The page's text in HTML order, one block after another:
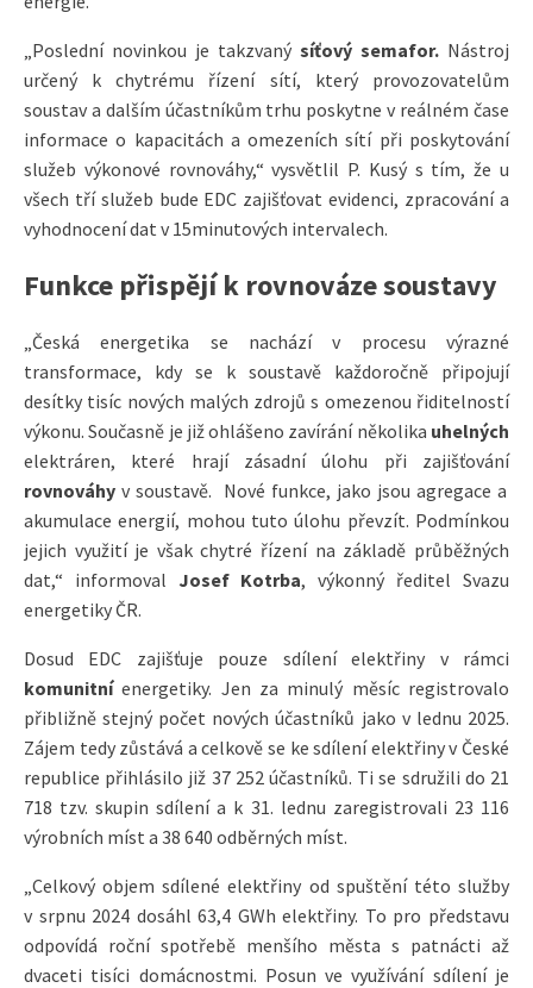
„Poslední novinkou je takzvaný síťový semafor.Nástroj
určený k chytrému řízení sítí, který provozovatelům
soustav a dalším účastníkům trhu poskytne v reálném čase
informace o kapacitách a omezeních sítí při poskytování
služeb výkonové rovnováhy,“ vysvětlil P. Kusý s tím, že u
všech tří služeb bude EDC zajišťovat evidenci, zpracování a
vyhodnocení dat v 15minutových intervalech.
Funkce přispějí k rovnováze soustavy
„Česká energetika se nachází v procesu výrazné
transformace, kdy se k soustavě každoročně připojují
desítky tisíc nových malých zdrojů s omezenou řiditelností
výkonu. Současně je již ohlášeno zavírání několika uhelných
elektráren, které hrají zásadní úlohu při zajišťování
rovnováhy v soustavě. Nové funkce, jako jsou agregace a
akumulace energií, mohou tuto úlohu převzít. Podmínkou
jejich využití je však chytré řízení na základě průběžných
dat,“ informoval Josef Kotrba, výkonný ředitel Svazu
energetiky ČR.
Dosud EDC zajišťuje pouze sdílení elektřiny v rámci
komunitníenergetiky. Jen za minulý měsíc registrovalo
přibližně stejný počet nových účastníků jako v lednu 2025.
Zájem tedy zůstává a celkově se ke sdílení elektřiny v České
republice přihlásilo již 37 252 účastníků. Ti se sdružili do 21
718 tzv. skupin sdílení a k 31. lednu zaregistrovali 23 116
výrobních míst a 38 640 odběrných míst.
„Celkový objem sdílené elektřiny od spuštění této služby
v srpnu 2024 dosáhl 63,4 GWh elektřiny. To pro představu
odpovídá roční spotřebě menšího města s patnácti až
dvaceti tisíci domácnostmi. Posun ve využívání sdílení je